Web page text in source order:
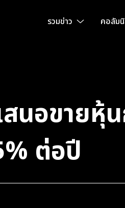
รวมข่าว คอลัม
สนอขายหุ้
ต่อปี